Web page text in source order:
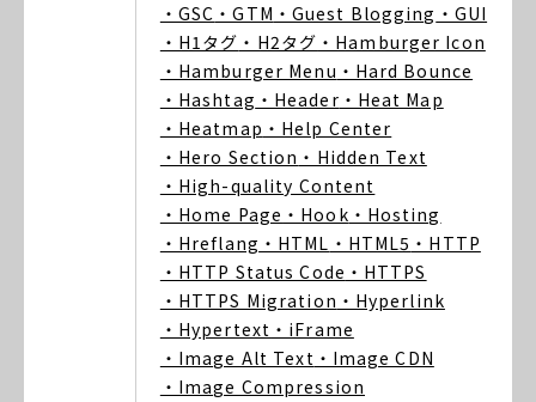
・GSC ・GTM ・Guest Blogging ・GUI
・H1タグ ・H2タグ ・Hamburger Icon
・Hamburger Menu ・Hard Bounce
・Hashtag ・Header ・Heat Map
・Heatmap ・Help Center
・Hero Section ・Hidden Text
・High-quality Content
・Home Page ・Hook ・Hosting
・Hreflang ・HTML ・HTML5 ・HTTP
・HTTP Status Code ・HTTPS
・HTTPS Migration ・Hyperlink
・Hypertext ・iFrame
・Image Alt Text ・Image CDN
・Image Compression